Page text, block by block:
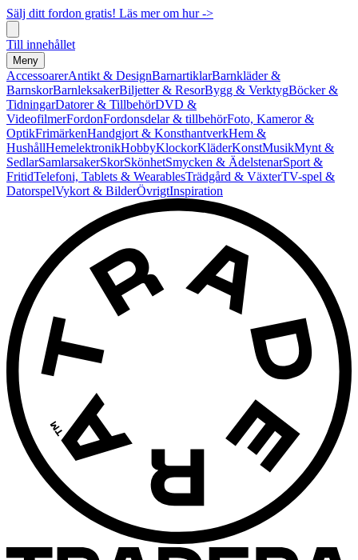
Sälj ditt fordon gratis! Läs mer om hur ->
Till innehållet
Meny
AccessoarerAntikt & DesignBarnartiklarBarnkläder &
BarnskorBarnleksakerBiljetter & ResorBygg & VerktygBöcker &
TidningarDatorer & TillbehörDVD &
VideofilmerFordonFordonsdelar & tillbehörFoto, Kameror &
OptikFrimärkenHandgjort & KonsthantverkHem &
HushållHemelektronikHobbyKlockorKläderKonstMusikMynt &
SedlarSamlarsakerSkorSkönhetSmycken & ÄdelstenarSport &
FritidTelefoni, Tablets & WearablesTrädgård & VäxterTV-spel &
DatorspelVykort & BilderÖvrigtInspiration